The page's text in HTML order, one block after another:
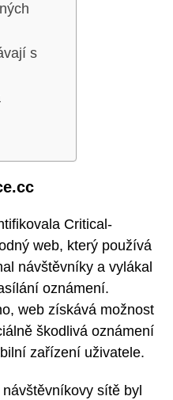
s
Critical-
web, který používá
návštěvníky a vylákal
oznámení.
web získává možnost
škodlivá oznámení
zařízení uživatele.
sítě byl